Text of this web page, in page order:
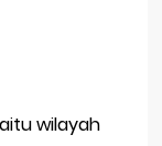
wilayah